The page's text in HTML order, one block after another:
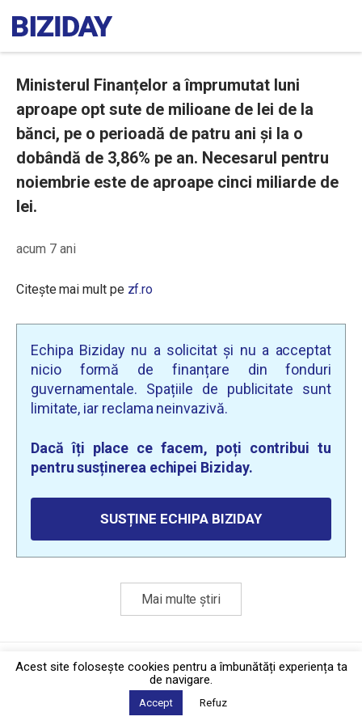
Ministerul Finanțelor a împrumutat luni
aproape opt sute de milioane de lei de la
bănci, pe o perioadă de patru ani și la o
dobândă de 3,86% pe an. Necesarul pentru
noiembrie este de aproape cinci miliarde de
lei.
acum 7 ani
Citește mai mult pe zf.ro
Echipa Biziday nu a solicitat și nu a acceptat
nicio formă de finanțare din fonduri
guvernamentale. Spațiile de publicitate sunt
limitate, iar reclama neinvazivă.
Dacă îți place ce facem, poți contribui tu
pentru susținerea echipei Biziday.
SUSȚINE ECHIPA BIZIDAY
Mai multe știri
Politica de confidențialitate·Contact
2026 © Biziday
Acest site foloseşte cookies pentru a îmbunătăți experiența ta
de navigare.
Accept Refuz